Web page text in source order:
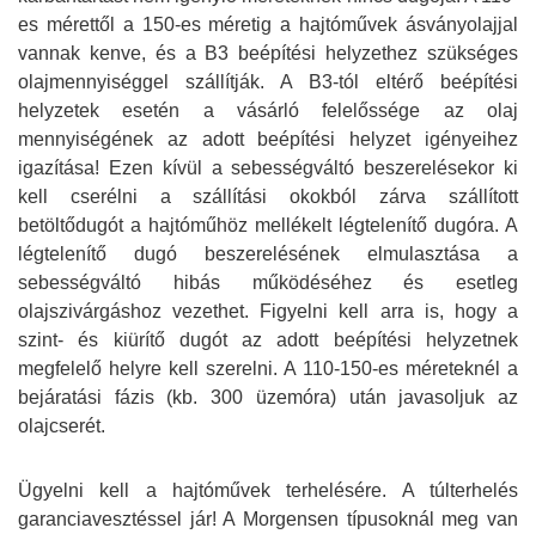
es mérettől a 150-es méretig a hajtóművek ásványolajjal
vannak kenve, és a B3 beépítési helyzethez szükséges
olajmennyiséggel szállítják. A B3-tól eltérő beépítési
helyzetek esetén a vásárló felelőssége az olaj
mennyiségének az adott beépítési helyzet igényeihez
igazítása! Ezen kívül a sebességváltó beszerelésekor ki
kell cserélni a szállítási okokból zárva szállított
betöltődugót a hajtóműhöz mellékelt légtelenítő dugóra. A
légtelenítő dugó beszerelésének elmulasztása a
sebességváltó hibás működéséhez és esetleg
olajszivárgáshoz vezethet. Figyelni kell arra is, hogy a
szint- és kiürítő dugót az adott beépítési helyzetnek
megfelelő helyre kell szerelni. A 110-150-es méreteknél a
bejáratási fázis (kb. 300 üzemóra) után javasoljuk az
olajcserét.
Ügyelni kell a hajtóművek terhelésére. A túlterhelés
garanciavesztéssel jár! A Morgensen típusoknál meg van